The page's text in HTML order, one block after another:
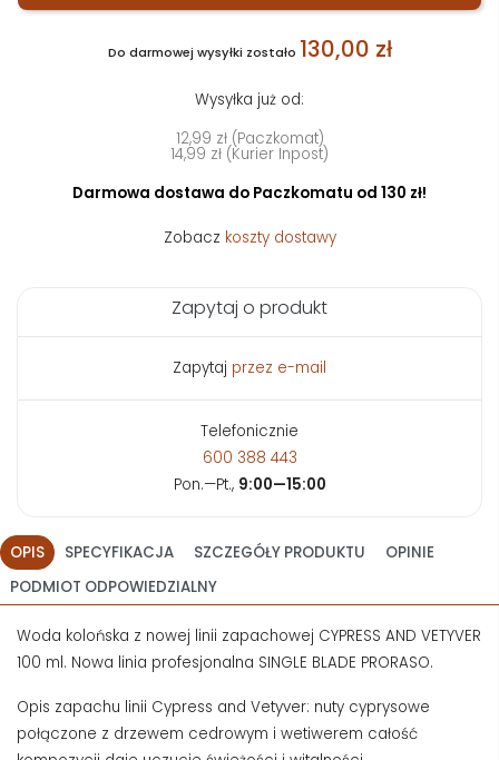
Do darmowej wysyłki zostało 130,00 zł
Wysyłka już od:
12,99 zł (Paczkomat)
14,99 zł (Kurier Inpost)
Darmowa dostawa do Paczkomatu od 130 zł!
Zobacz koszty dostawy
Zapytaj o produkt
Zapytaj przez e-mail
Telefonicznie
600 388 443
Pon.—Pt., 9:00—15:00
OPIS SPECYFIKACJA SZCZEGÓŁY PRODUKTU
OPINIE
PODMIOT ODPOWIEDZIALNY
Woda kolońska z nowej linii zapachowej CYPRESS AND VETYVER
100 ml. Nowa linia profesjonalna SINGLE BLADE PRORASO.
Opis zapachu linii Cypress and Vetyver: nuty cyprysowe
połączone z drzewem cedrowym i wetiwerem całość